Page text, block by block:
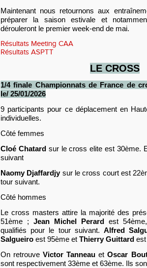
Maintenant nous retournons aux
préparer la saison estivale et
dérouleront le premier week-end de mai.
Résultats Meeting CAA
Résultats ASPTT
LE CROSS
1/4 finale Championnats de France de
le/ 25/01/2026
9 participants pour ce déplacement en
individuelles.
Côté femmes
Cloé Chatardsur le cross elite est 30ème.
suivant
Naomy Djaffardjysur le cross court est
tour suivant.
Côté hommes
Le cross masters attire la majorité des
51ème ; Jean Michel Perard est
qualifiés pour le tour suivant.Alfred
Salgueiro est 95ème et Thierry Guittard
On retrouveVictor Tanneau etOscar
sont respectivement 33ème et 63ème. Ils